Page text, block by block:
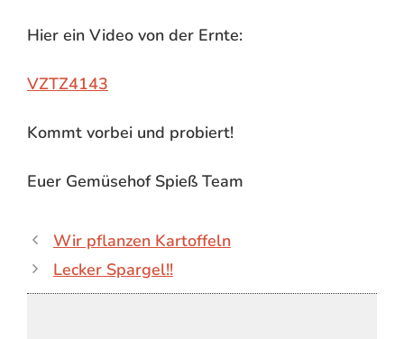
Hier ein Video von der Ernte:
VZTZ4143
Kommt vorbei und probiert!
Euer Gemüsehof Spieß Team
Wir pflanzen Kartoffeln
Lecker Spargel!!